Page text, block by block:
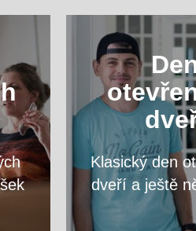
Klasický den
dveří a ještě
Navštivte nás a
na cokoliv, co
přímo
vysněného
VÍCE